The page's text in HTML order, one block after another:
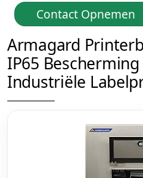
Contact Opnemen
Armagard
IP65 Bescherming
Industriële